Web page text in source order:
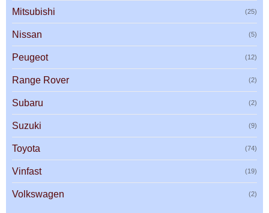
Mitsubishi (25)
Nissan (5)
Peugeot (12)
Range Rover (2)
Subaru (2)
Suzuki (9)
Toyota (74)
Vinfast (19)
Volkswagen (2)